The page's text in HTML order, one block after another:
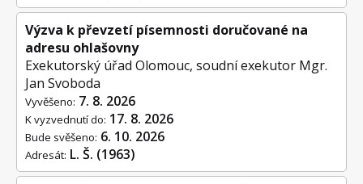
Výzva k převzetí písemnosti doručované na
adresu ohlašovny
Exekutorský úřad Olomouc, soudní exekutor Mgr.
Jan Svoboda
Vyvěšeno: 7. 8. 2026
Adresát: L. Š. (1963)
K vyzvednutí do: 17. 8. 2026
Bude svěšeno: 6. 10. 2026